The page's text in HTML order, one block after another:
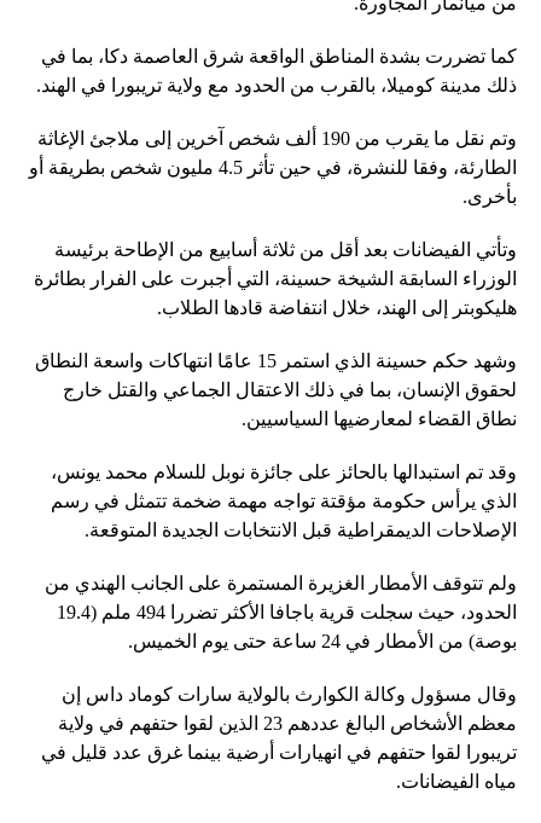
كما تضررت بشدة المناطق الواقعة شرق العاصمة دكا، بما في
ذلك مدينة كوميلا، بالقرب من الحدود مع ولاية تريبورا في الهند.
وتم نقل ما يقرب من 190 ألف شخص آخرين إلى ملاجئ الإغاثة
الطارئة، وفقا للنشرة، في حين تأثر 4.5 مليون شخص بطريقة أو
بأخرى.
وتأتي الفيضانات بعد أقل من ثلاثة أسابيع من الإطاحة برئيسة
الوزراء السابقة الشيخة حسينة، التي أجبرت على الفرار بطائرة
هليكوبتر إلى الهند، خلال انتفاضة قادها الطلاب.
وشهد حكم حسينة الذي استمر 15 عامًا انتهاكات واسعة النطاق
لحقوق الإنسان، بما في ذلك الاعتقال الجماعي والقتل خارج
نطاق القضاء لمعارضيها السياسيين.
وقد تم استبدالها بالحائز على جائزة نوبل للسلام محمد يونس،
الذي يرأس حكومة مؤقتة تواجه مهمة ضخمة تتمثل في رسم
الإصلاحات الديمقراطية قبل الانتخابات الجديدة المتوقعة.
ولم تتوقف الأمطار الغزيرة المستمرة على الجانب الهندي من
الحدود، حيث سجلت قرية باجافا الأكثر تضررا 494 ملم (19.4
بوصة) من الأمطار في 24 ساعة حتى يوم الخميس.
وقال مسؤول وكالة الكوارث بالولاية سارات كوماد داس إن
معظم الأشخاص البالغ عددهم 23 الذين لقوا حتفهم في ولاية
تريبورا لقوا حتفهم في انهيارات أرضية بينما غرق عدد قليل في
مياه الفيضانات.